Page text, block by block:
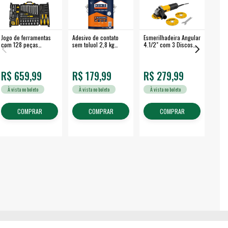
Jogo de ferramentas
com 128 peças
embalagem fechada -
R$ 659,99
À vista no boleto
COMPRAR
Adesivo de contato
sem toluol 2,8 kg
R$ 179,99
À vista no boleto
COMPRAR
Esmerilhadeira Angular
4.1/2" com 3 Discos
R$ 279,99
À vista no boleto
COMPRAR